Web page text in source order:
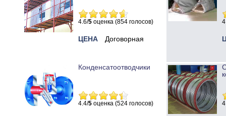
4.6/5 оценка (854 голосов)
ЦЕНА Договорная
Конденсатоотводчики
4.4/5 оценка (524 голосов)